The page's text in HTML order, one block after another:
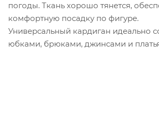
погоды. Ткань хорошо тянется,
комфортную посадку по фигуре.
Универсальный кардиган идеально
юбками, брюками, джинсами и